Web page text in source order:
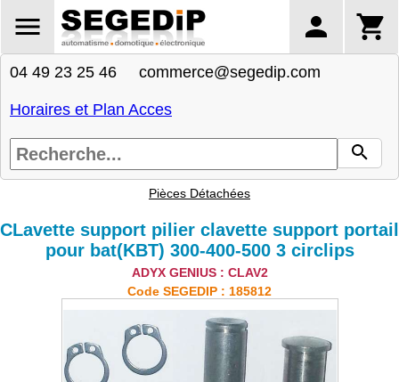
04 49 23 25 46 commerce@segedip.com
Horaires et Plan Acces
Pièces Détachées
CLavette support pilier clavette support portail
pour bat(KBT) 300-400-500 3 circlips
ADYX GENIUS : CLAV2
Code SEGEDIP : 185812